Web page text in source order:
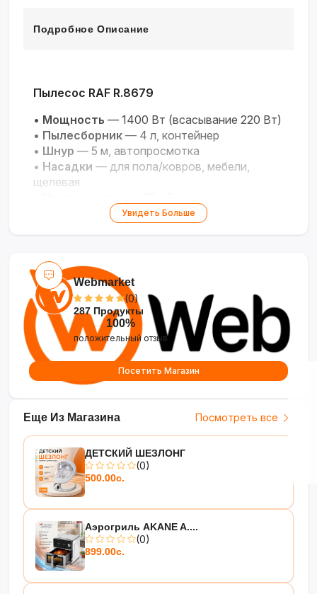
Подробное Описание
Пылесос RAF R.8679
• Мощность — 1400 Вт (всасывание 220 Вт)
• Пылесборник — 4 л, контейнер
• Шнур — 5 м, автопросмотка
• Насадки — для пола/ковров, мебели,
щелевая
Увидеть Больше
Еще Из Магазина Посмотреть все
ДЕТСКИЙ ШЕЗЛОНГ
(0)
500.00с.
Аэрогриль AKANE A....
(0)
899.00с.
Webmarket
(0)
287 Продукты
100%
положительный отзыв
Посетить Магазин